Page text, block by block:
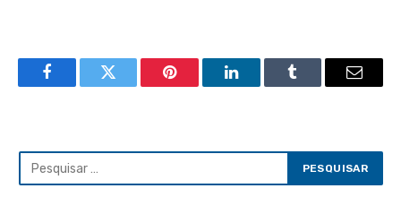
FacebookTwitter Pinterest LinkedInTumblr Email